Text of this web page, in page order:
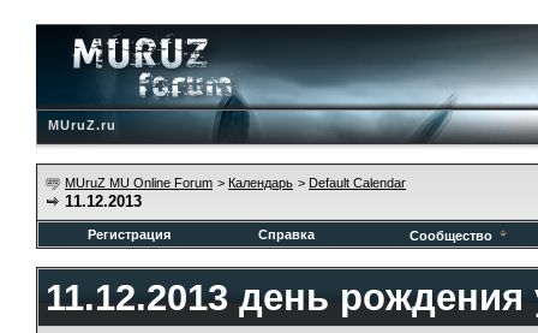
MUruZ.ru
MUruZ MU Online Forum > Календарь > Default Calendar
11.12.2013
Регистрация Справка Сообщество
11.12.2013 день рождения